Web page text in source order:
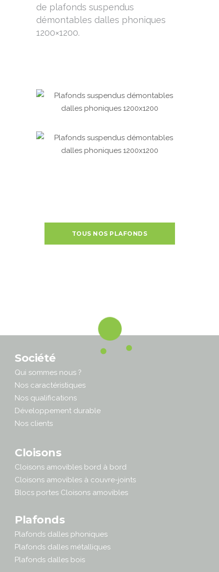
de plafonds suspendus
démontables dalles phoniques
1200×1200.
TOUS NOS PLAFONDS
Société
Qui sommes nous ?
Nos caractéristiques
Nos qualifications
Développement durable
Nos clients
Cloisons
Cloisons amovibles bord à bord
Cloisons amovibles à couvre-joints
Blocs portes Cloisons amovibles
Plafonds
Plafonds dalles phoniques
Plafonds dalles métalliques
Plafonds dalles bois